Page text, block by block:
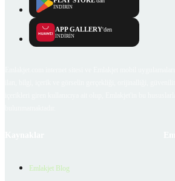
İNDİRİN
APP GALLERY'den
İNDİRİN
Emlakjet Blog